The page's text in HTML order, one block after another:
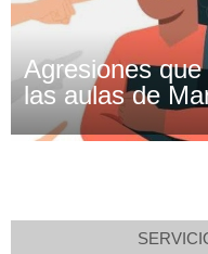
Agresiones
las aulas de